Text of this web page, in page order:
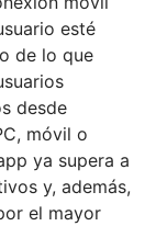
esté
de lo que
desde
móvil o
ya supera a
y, además,
el mayor